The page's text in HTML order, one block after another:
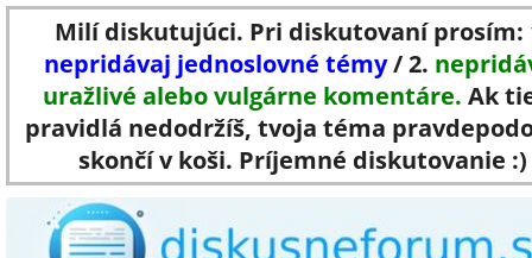
Milí diskutujúci. Pri diskutovaní prosím:
nepridávaj jednoslovné témy/ 2.
uražlivé alebo vulgárne komentáre. Ak
pravidlá nedodržíš, tvoja téma
skončí v koši. Príjemné diskutovanie :)